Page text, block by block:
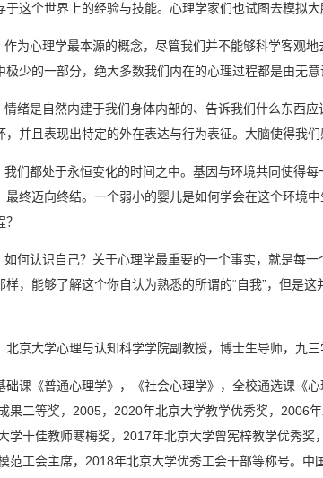
于这个世界上的经验与技能。心理学家们也试图去模拟
作为心理学最本源的概念，尽管我们并不能够科学客观
极少的一部分，绝大多数我们内在的心理过程都是由无
情绪是自然内建于我们身体内部的、告诉我们什么东西
，并且表现出特定的外在表达与行为表征。大脑使得我
我们都处于永恒变化的时间之中。基因与环境共同使得
最终迈向终结。一个弱小的婴儿是如何学会在这个环境
如何认识自己？关于心理学最重要的一个事实，就是每
样，能够了解这个你自认为熟悉的所谓的“自我”，但是
北京大学心理与认知科学学院副教授，博士生导师，九
础课《普通心理学》，《社会心理学》，全校通选课《
果二等奖，2005，2020年北京大学教学优秀奖，2006
学十佳教师寒梅奖，2017年北京大学曾宪梓教学优秀
范工会主席，2018年北京大学优秀工会干部等称号。中